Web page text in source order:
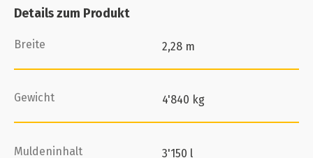
Details zum Produkt
Breite 2,28 m
Gewicht 4'840 kg
Muldeninhalt 3'150 l